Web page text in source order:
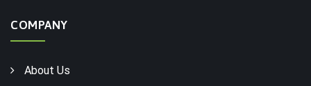
COMPANY
About Us